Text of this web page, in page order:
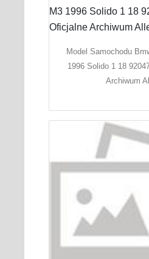
Model Samochodu
1996 Solido 1 18
Archiwum